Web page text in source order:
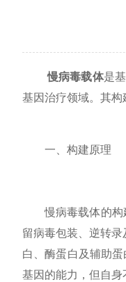
慢病毒载体是
基因治疗领域。其
一、构建原理
慢病毒载体的构建
留病毒包装、逆转
白、酶蛋白及辅助
基因的能力，但自